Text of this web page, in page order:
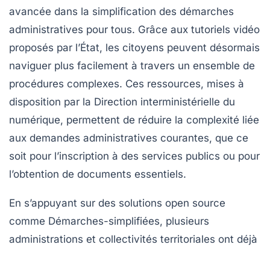
avancée dans la simplification des démarches
administratives pour tous. Grâce aux tutoriels vidéo
proposés par l’État, les citoyens peuvent désormais
naviguer plus facilement à travers un ensemble de
procédures complexes. Ces ressources, mises à
disposition par la Direction interministérielle du
numérique, permettent de réduire la complexité liée
aux demandes administratives courantes, que ce
soit pour l’inscription à des services publics ou pour
l’obtention de documents essentiels.
En s’appuyant sur des solutions open source
comme Démarches-simplifiées, plusieurs
administrations et collectivités territoriales ont déjà